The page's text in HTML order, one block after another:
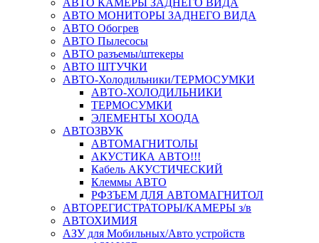
АВТО КАМЕРЫ ЗАДНЕГО ВИДА
АВТО МОНИТОРЫ ЗАДНЕГО ВИДА
АВТО Обогрев
АВТО Пылесосы
АВТО разъемы/штекеры
АВТО ШТУЧКИ
АВТО-Холодильники/ТЕРМОСУМКИ
АВТО-ХОЛОДИЛЬНИКИ
ТЕРМОСУМКИ
ЭЛЕМЕНТЫ ХООДА
АВТОЗВУК
АВТОМАГНИТОЛЫ
АКУСТИКА АВТО!!!
Кабель АКУСТИЧЕСКИЙ
Клеммы АВТО
РФЗЪЕМ ДЛЯ АВТОМАГНИТОЛ
АВТОРЕГИСТРАТОРЫ/КАМЕРЫ з/в
АВТОХИМИЯ
АЗУ для Мобильных/Авто устройств